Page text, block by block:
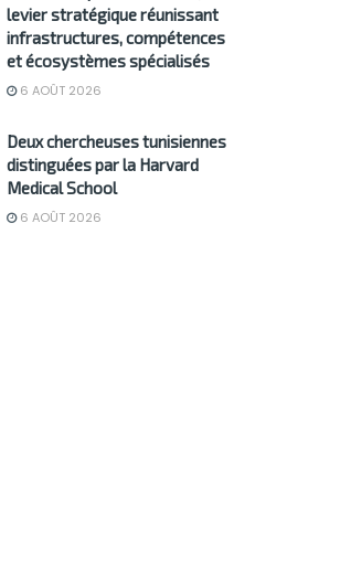
levier stratégique réunissant
infrastructures, compétences
et écosystèmes spécialisés
6 AOÛT 2026
Deux chercheuses tunisiennes
distinguées par la Harvard
Medical School
6 AOÛT 2026